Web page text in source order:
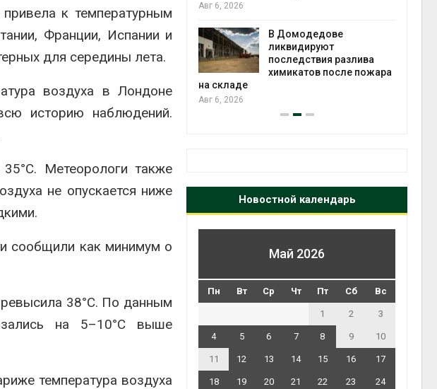
к температурным
Франции, Испании и
для середины лета.
воздуха в Лондоне
историю наблюдений.
Метеорологи также
не опускается ниже
сообщили как минимум о
38°C. По данным
на 5–10°C выше
температура воздуха
В горах Карачаево-
Черкесии выявили новые
места произрастания
2026
Авг 6, 2026
В Домодедове
ликвидируют
последствия разлива
химикатов после пожара
на складе
Авг 6, 2026
Новостной календарь
Май 2026
Пн Вт Ср Чт Пт Сб Вс
1 2 3
4 5 6 7 8 9 10
11 12 13 14 15 16 17
18 19 20 21 22 23 24